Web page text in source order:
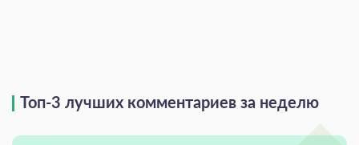
Топ-3 лучших комментариев за неделю